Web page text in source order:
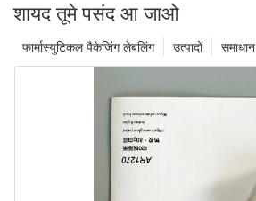
शायद तूमे पसंद आ जाओ
समाधान
उत्पादों
फार्मास्युटिकल पैकेजिंग लेबलिंग